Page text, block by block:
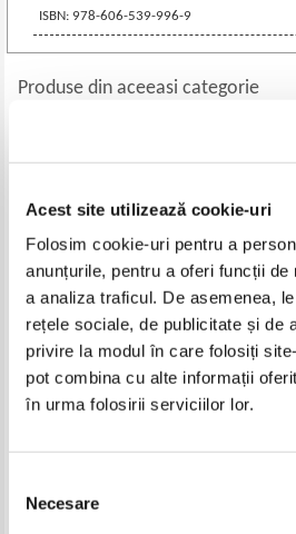
Acest site utilizează cookie-uri
Folosim cookie-uri pentru a
anunțurile, pentru a oferi funcții
a analiza traficul. De asemenea,
rețele sociale, de publicitate și de
privire la modul în care folosiți
pot combina cu alte informații
în urma folosirii serviciilor lor.
consimțământului
Necesare
ISBN: 978-606-539-996-9
Produse din aceeasi categorie
Neil Gaiman - Coraline